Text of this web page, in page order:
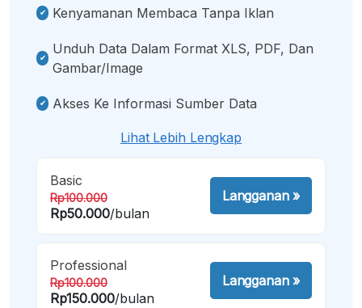
Kenyamanan Membaca Tanpa Iklan
Unduh Data Dalam Format XLS, PDF, Dan
Gambar/image
Akses Ke Informasi Sumber Data
Lihat Lebih Lengkap
Basic
Rp100.000
Rp50.000/bulan
Langganan»
Professional
Rp100.000
Rp150.000/bulan
Langganan»